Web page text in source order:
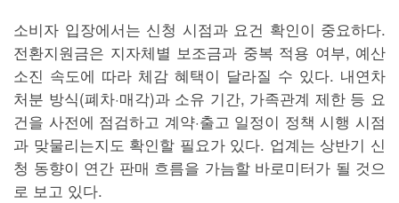
소비자 입장에서는 신청 시점과 요건 확인이 중요하다.
전환지원금은 지자체별 보조금과 중복 적용 여부, 예산
소진 속도에 따라 체감 혜택이 달라질 수 있다. 내연차
처분 방식(폐차·매각)과 소유 기간, 가족관계 제한 등 요
건을 사전에 점검하고 계약·출고 일정이 정책 시행 시점
과 맞물리는지도 확인할 필요가 있다. 업계는 상반기 신
청 동향이 연간 판매 흐름을 가늠할 바로미터가 될 것으
로 보고 있다.